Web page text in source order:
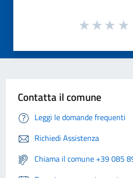
Contatta il comune
Leggi le domande frequenti
Richiedi Assistenza
Chiama il comune +39 085